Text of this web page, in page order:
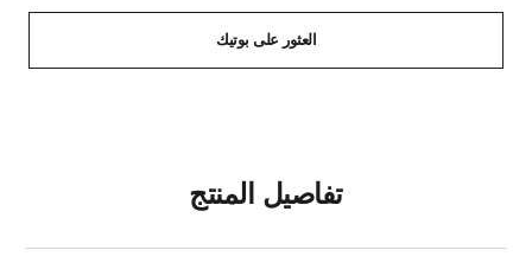
العثور على بوتيك
تفاصيل المنتج